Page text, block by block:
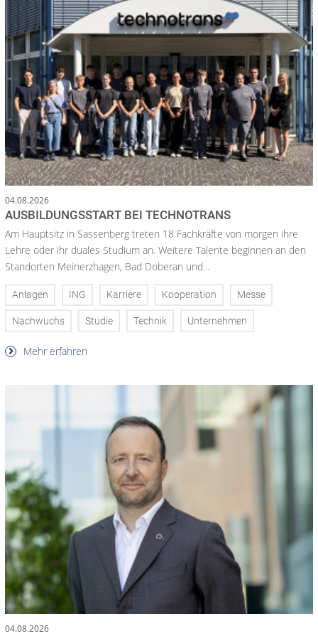
04.08.2026
AUSBILDUNGSSTART BEI TECHNOTRANS
Am Hauptsitz in Sassenberg treten 18 Fachkräfte von morgen ihre
Lehre oder ihr duales Studium an. Weitere Talente beginnen an den
Standorten Meinerzhagen, Bad Doberan und...
Anlagen ING Karriere Kooperation Messe
Nachwuchs Studie Technik Unternehmen
Mehr erfahren
04.08.2026